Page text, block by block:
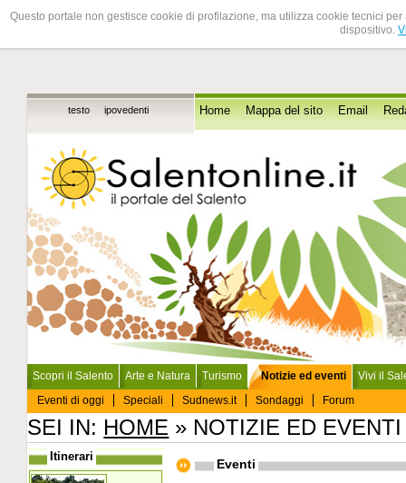
Questo portale non gestisce cookie di profilazione, ma utilizza cookie tecnici
dispositivo.
testo ipovedenti Home Mappa del sito Email
Scopri il Salento Arte e Natura Turismo
Notizie ed eventi
Eventi di oggi
Speciali Sudnews.it Sondaggi Forum
Vivi il
SEI IN: HOME » NOTIZIE ED EVENTI
Eventi
Itinerari